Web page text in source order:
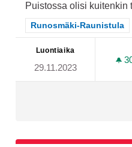
Puistossa olisi kuitenkin
Rajaa tulokset teeman
Runosmäki-Raunistula
Luontiaika
29.11.2023